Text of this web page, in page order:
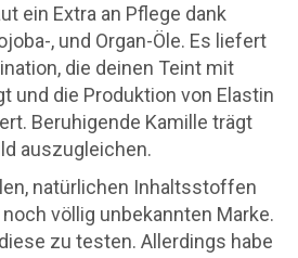
ein Extra an Pflege dank
, und Organ-Öle. Es liefert
die deinen Teint mit
und die Produktion von Elastin
Beruhigende Kamille trägt
auszugleichen.
natürlichen Inhaltsstoffen
völlig unbekannten Marke.
zu testen. Allerdings habe